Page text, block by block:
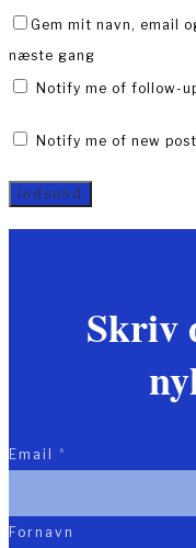
Gem mit navn, email
næste gang
Notify me of follow-
Notify me of new
Skriv
Email *
Fornavn